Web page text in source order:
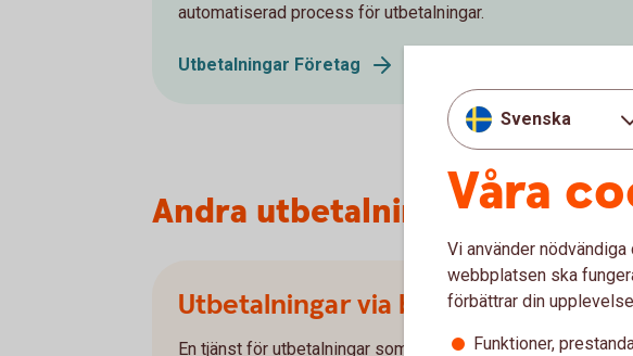
automatiserad process för utbetalningar.
Utbetalningar Företag
Andra utbetalningar
Utbetalningar via banken
En tjänst för utbetalningar som inte är betalning till
Svenska
Våra
Vi använder
webbplatsen ska
förbättrar din
Funktioner,